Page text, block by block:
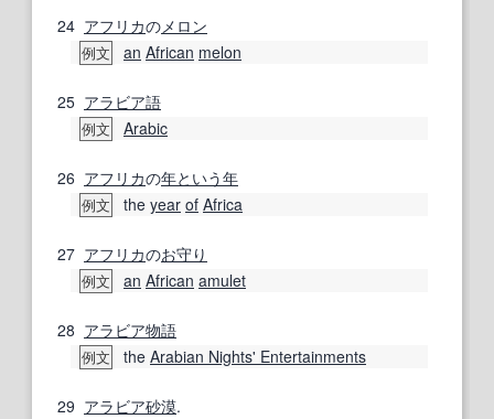
24 アフリカの メロン
例文 an African melon
25 アラビア語
例文 Arabic
26 アフリカの年という年
例文 the year of Africa
27 アフリカのお守り
例文 an African amulet
28 アラビア物語
例文 the Arabian Nights' Entertainments
29 アラビア砂漠.